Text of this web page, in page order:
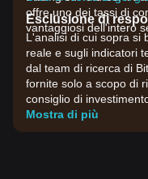
offre uno dei tassi di
vantaggiosi dell'intero
Esclusione di
L'analisi di cui sopra si
reale e sugli indicatori
dal team di ricerca di
fornite solo a scopo di
consiglio di
estremamente volatili.
base alla tua
Mostra di più